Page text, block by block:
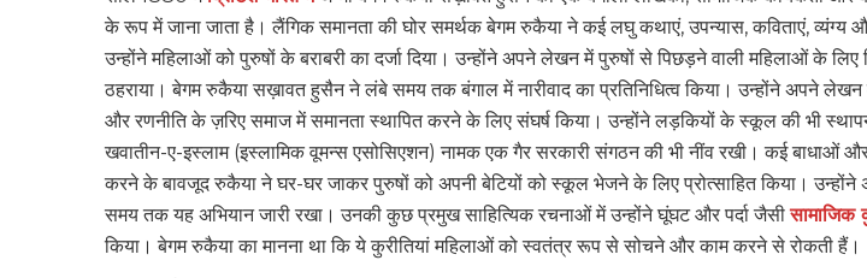
के रूप में जाना जाता है। लैंगिक समानता की घोर समर्थक बेगम रुकैया ने कई लघु कथाएं, उपन्यास, कविताएं, व्यंग्य
उन्होंने महिलाओं को पुरुषों के बराबरी का दर्जा दिया। उन्होंने अपने लेखन में पुरुषों से पिछड़ने वाली महिलाओं के लिए
ठहराया। बेगम रुकैया सख़ावत हुसैन ने लंबे समय तक बंगाल में नारीवाद का प्रतिनिधित्व किया। उन्होंने अपने
और रणनीति के ज़रिए समाज में समानता स्थापित करने के लिए संघर्ष किया। उन्होंने लड़कियों के स्कूल की भी
खवातीन-ए-इस्लाम (इस्लामिक वूमन्स एसोसिएशन) नामक एक गैर सरकारी संगठन की भी नींव रखी। कई बाधाओं
करने के बावजूद रुकैया ने घर-घर जाकर पुरुषों को अपनी बेटियों को स्कूल भेजने के लिए प्रोत्साहित किया।
समय तक यह अभियान जारी रखा। उनकी कुछ प्रमुख साहित्यिक रचनाओं में उन्होंने घूंघट और पर्दा जैसीसामाजिक
किया। बेगम रुकैया का मानना था कि ये कुरीतियां महिलाओं को स्वतंत्र रूप से सोचने और काम करने से रोकती हैं।